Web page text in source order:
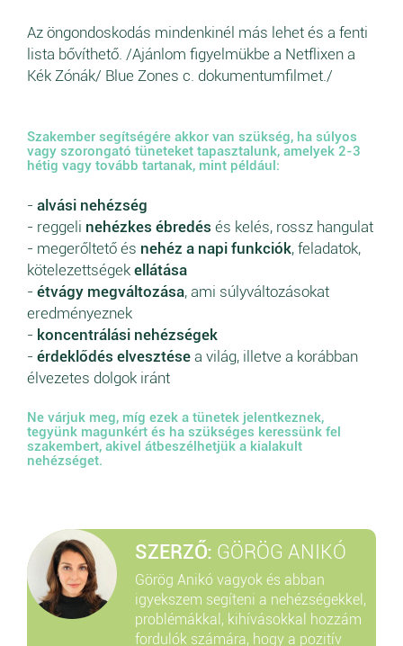
Az öngondoskodás mindenkinél más lehet és a fenti
lista bővíthető. /Ajánlom figyelmükbe a Netflixen a
Kék Zónák/ Blue Zones c. dokumentumfilmet./
Szakember segítségére akkor van szükség, ha súlyos
vagy szorongató tüneteket tapasztalunk, amelyek 2-3
hétig vagy tovább tartanak, mint például:
- alvási nehézség
- reggeli nehézkes ébredés és kelés, rossz hangulat
- megerőltető és nehéz a napi funkciók, feladatok,
kötelezettségek ellátása
- étvágy megváltozása, ami súlyváltozásokat
eredményeznek
- koncentrálási nehézségek
- érdeklődés elvesztése a világ, illetve a korábban
élvezetes dolgok iránt
Ne várjuk meg, míg ezek a tünetek jelentkeznek,
tegyünk magunkért és ha szükséges keressünk fel
szakembert, akivel átbeszélhetjük a kialakult
nehézséget.
SZERZŐ: GÖRÖG ANIKÓ
Görög Anikó vagyok és abban
igyekszem segíteni a nehézségekkel,
problémákkal, kihívásokkal hozzám
fordulók számára, hogy a pozitív